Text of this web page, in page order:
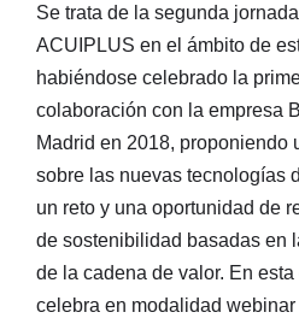
Se trata de la segunda
ACUIPLUS en el ámbito de
habiéndose celebrado la
colaboración con la empresa
Madrid en 2018, proponiendo
sobre las nuevas tecnologías
un reto y una oportunidad de
de sostenibilidad basadas en
de la cadena de valor. En
celebra en modalidad